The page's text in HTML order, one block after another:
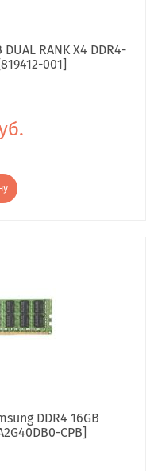
RANK X4 DDR4-
001]
DDR4 16GB
CPB]